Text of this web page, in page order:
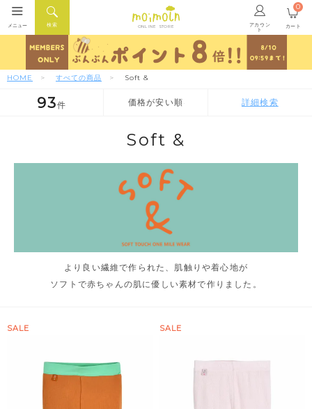
ONLINE STORE アカウン
ト
検索
メニュー カート
0
HOME すべての商品 Soft &
価格が安い順
価格が安い順
93件 詳細検索
Soft &
より良い繊維で作られた、肌触りや着心地が
ソフトで赤ちゃんの肌に優しい素材で作りました。
SALE SALE